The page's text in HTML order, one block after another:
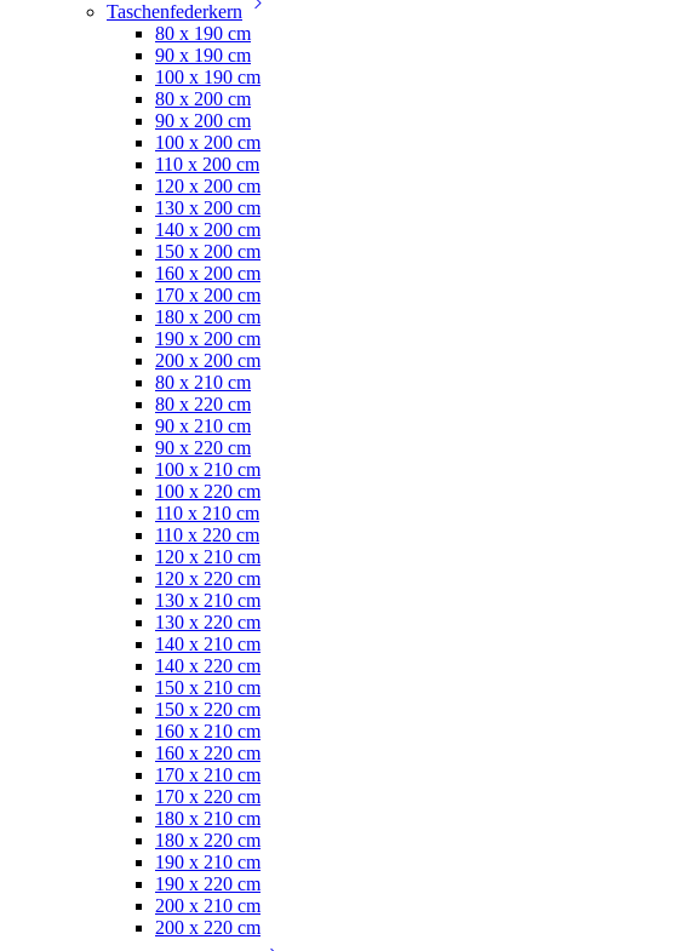
Taschenfederkern
80 x 190 cm
90 x 190 cm
100 x 190 cm
80 x 200 cm
90 x 200 cm
100 x 200 cm
110 x 200 cm
120 x 200 cm
130 x 200 cm
140 x 200 cm
150 x 200 cm
160 x 200 cm
170 x 200 cm
180 x 200 cm
190 x 200 cm
200 x 200 cm
80 x 210 cm
80 x 220 cm
90 x 210 cm
90 x 220 cm
100 x 210 cm
100 x 220 cm
110 x 210 cm
110 x 220 cm
120 x 210 cm
120 x 220 cm
130 x 210 cm
130 x 220 cm
140 x 210 cm
140 x 220 cm
150 x 210 cm
150 x 220 cm
160 x 210 cm
160 x 220 cm
170 x 210 cm
170 x 220 cm
180 x 210 cm
180 x 220 cm
190 x 210 cm
190 x 220 cm
200 x 210 cm
200 x 220 cm